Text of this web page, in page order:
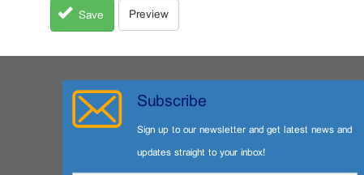
Save Preview
Subscribe
Sign up to our newsletter and get latest news and
updates straight to your inbox!